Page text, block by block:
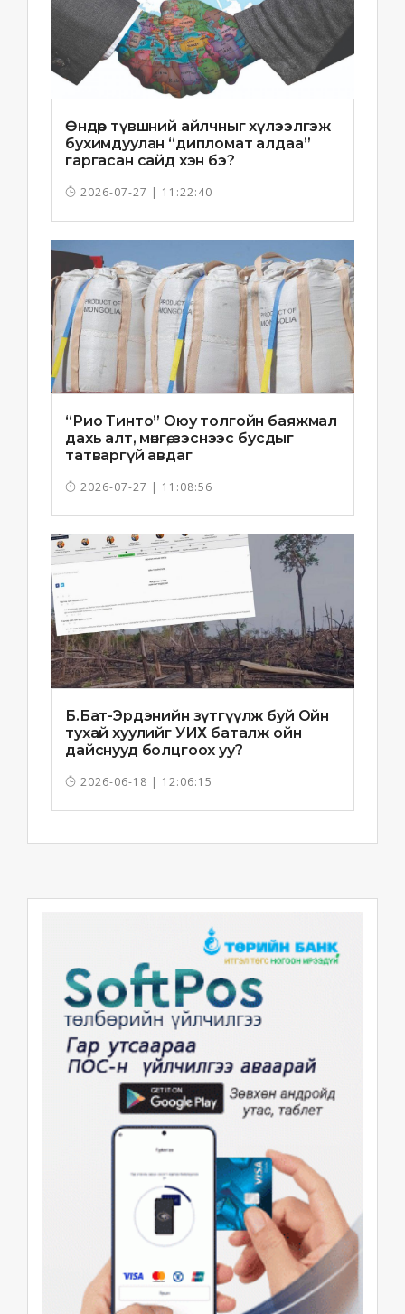
Өндөр түвшний айлчныг хүлээлгэж
бухимдуулан “дипломат алдаа”
гаргасан сайд хэн бэ?
2026-07-27 | 11:22:40
“Рио Тинто” Оюу толгойн баяжмал
дахь алт, мөнгө, зэснээс бусдыг
татваргүй авдаг
2026-07-27 | 11:08:56
Б.Бат-Эрдэнийн зүтгүүлж буй Ойн
тухай хуулийг УИХ баталж ойн
дайснууд болцгоох уу?
2026-06-18 | 12:06:15